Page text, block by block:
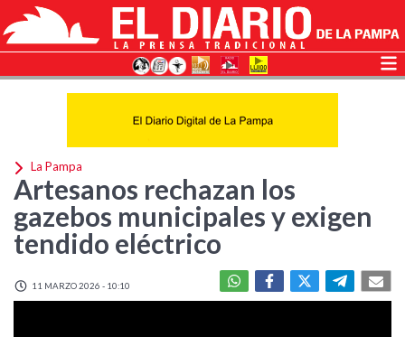
La Pampa
Artesanos rechazan los
gazebos municipales y exigen
tendido eléctrico
11 MARZO 2026 - 10:10